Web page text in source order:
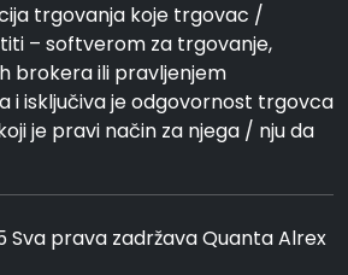
trgovanja koje trgovac /
– softverom za trgovanje,
brokera ili pravljenjem
i isključiva je odgovornost trgovca
je pravi način za njega / nju da
Sva prava zadržava Quanta Alrex